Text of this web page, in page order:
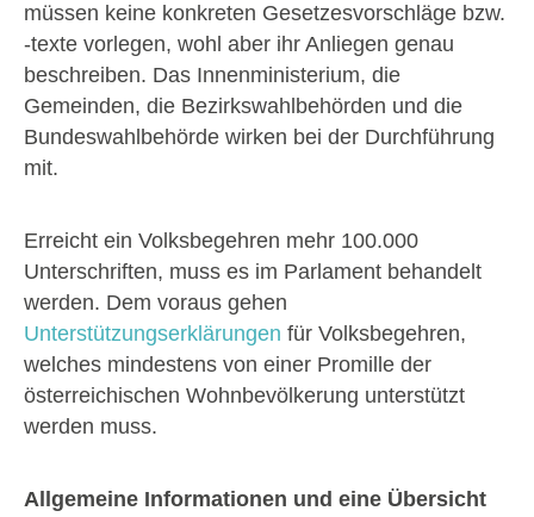
müssen keine konkreten Gesetzesvorschläge bzw.
-texte vorlegen, wohl aber ihr Anliegen genau
beschreiben. Das Innenministerium, die
Gemeinden, die Bezirkswahlbehörden und die
Bundeswahlbehörde wirken bei der Durchführung
mit.
Erreicht ein Volksbegehren mehr 100.000
Unterschriften, muss es im Parlament behandelt
werden. Dem voraus gehen
Unterstützungserklärungen für Volksbegehren,
welches mindestens von einer Promille der
österreichischen Wohnbevölkerung unterstützt
werden muss.
Allgemeine Informationen und eine Übersicht